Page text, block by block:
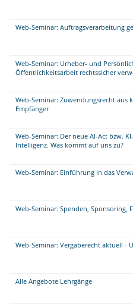
Web-Seminar: Auftragsverarbeitung
Web-Seminar: Urheber- und
Öffentlichkeitsarbeit rechtssicher
Web-Seminar: Zuwendungsrecht aus
Empfänger
Web-Seminar: Der neue AI-Act bzw.
Intelligenz. Was kommt auf uns zu?
Web-Seminar: Einführung in das
Web-Seminar: Spenden, Sponsoring,
Web-Seminar: Vergaberecht aktuell -
Alle Angebote Lehrgänge